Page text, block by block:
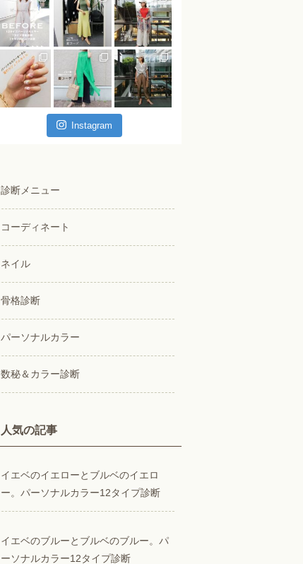
Instagram
診断メニュー
コーディネート
ネイル
骨格診断
パーソナルカラー
数秘＆カラー診断
人気の記事
イエベのイエローとブルベのイエロ
ー。パーソナルカラー12タイプ診断
イエベのブルーとブルベのブルー。パ
ーソナルカラー12タイプ診断